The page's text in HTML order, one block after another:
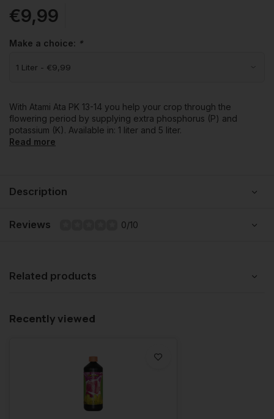
€9,99
Make a choice: *
With Atami Ata PK 13-14 you help your crop through the
flowering period by supplying extra phosphorus (P) and
potassium (K). Available in: 1 liter and 5 liter.
Read more
Description
Reviews 0/10
Related products
Recently viewed